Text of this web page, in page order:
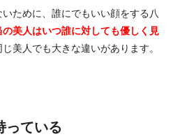
ために、誰にでもいい顔をする八
の美人はいつ誰に対しても優しく見
美人でも大きな違いがあります。
っている